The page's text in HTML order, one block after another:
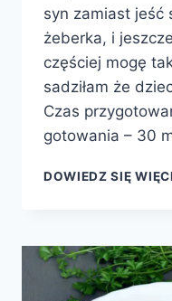
syn zamiast jeść
żeberka, i
częściej mogę
sadziłam że
Czas
gotowania – 30
DOWIEDZ SIĘ